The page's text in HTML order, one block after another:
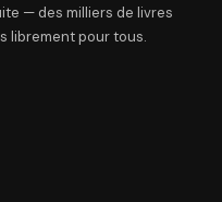
— des milliers de livres
librement pour tous.